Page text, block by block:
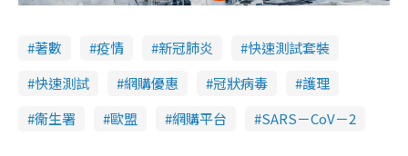
著數 疫情 新冠肺炎
快速測試套裝
快速測試
網購優惠 冠狀病毒
護理
衞生署
歐盟 網購平台 SARS－CoV－2